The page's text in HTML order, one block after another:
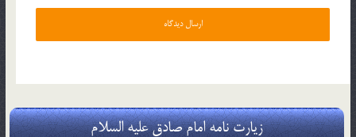
زیارت نامه امام صادق علیه السلام